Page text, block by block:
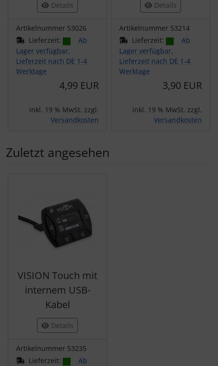
Details
Artikelnummer 53026
Lieferzeit:
Ab
Lager verfügbar,
Lieferzeit nach DE 1-4
Werktage
4,99 EUR
inkl. 19 % MwSt. zzgl.
Versandkosten
Details
Artikelnummer 53214
Lieferzeit:
Ab
Lager verfügbar,
Lieferzeit nach DE 1-4
Werktage
3,90 EUR
inkl. 19 % MwSt. zzgl.
Versandkosten
Zuletzt angesehen
VISION Touch mit
internem USB-
Kabel
Details
Artikelnummer 53235
Lieferzeit:
Ab